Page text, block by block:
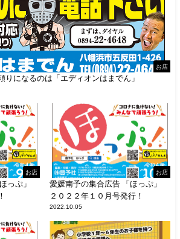
お店
りになるのは「エディオンはまでん」
お店
っぷ」
お店
愛媛南予の集合広告 「ほっぷ」
２０２２年１０月号発行！
2022.10.05